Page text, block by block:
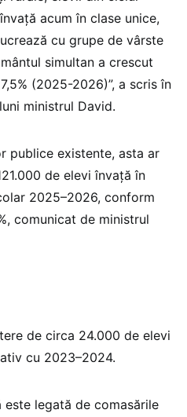
acum în clase unice,
cu grupe de vârste
simultan a crescut
(2025-2026)”, a scris în
ministrul David.
publice existente, asta ar
de elevi învață în
2025–2026, conform
comunicat de ministrul
de circa 24.000 de elevi
cu 2023–2024.
legată de comasările